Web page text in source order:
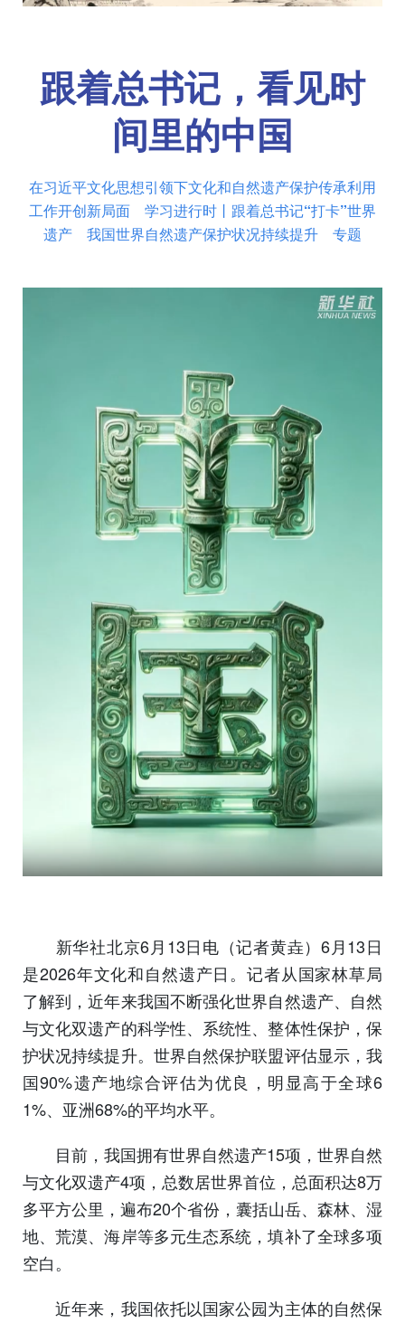
跟着总书记，看见时
间里的中国
在习近平文化思想引领下文化和自然遗产保护传承利用
工作开创新局面
学习进行时丨跟着总书记“打卡”世界
遗产
我国世界自然遗产保护状况持续提升 专题
新华社北京6月13日电（记者黄垚）6月13日
是2026年文化和自然遗产日。记者从国家林草局
了解到，近年来我国不断强化世界自然遗产、自然
与文化双遗产的科学性、系统性、整体性保护，保
护状况持续提升。世界自然保护联盟评估显示，我
国90%遗产地综合评估为优良，明显高于全球6
1%、亚洲68%的平均水平。
目前，我国拥有世界自然遗产15项，世界自然
与文化双遗产4项，总数居世界首位，总面积达8万
多平方公里，遍布20个省份，囊括山岳、森林、湿
地、荒漠、海岸等多元生态系统，填补了全球多项
空白。
近年来，我国依托以国家公园为主体的自然保